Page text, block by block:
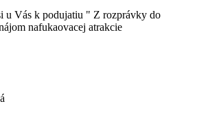
u Vás k podujatiu " Z rozprávky do
nafukaovacej atrakcie